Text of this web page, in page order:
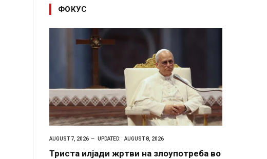
ФОКУС
AUGUST 7, 2026 UPDATED: AUGUST 8, 2026
Триста илјади жртви на злоупотреба во